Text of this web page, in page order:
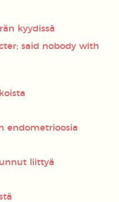
kyydissä
said nobody with
endometrioosia
liittyä